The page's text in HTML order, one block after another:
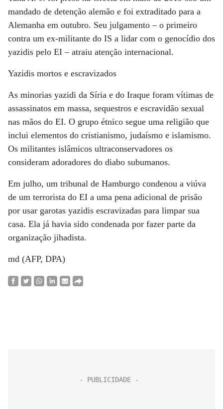
mandado de detenção alemão e foi extraditado para a
Alemanha em outubro. Seu julgamento – o primeiro
contra um ex-militante do IS a lidar com o genocídio dos
yazidis pelo EI – atraiu atenção internacional.
Yazidis mortos e escravizados
As minorias yazidi da Síria e do Iraque foram vítimas de
assassinatos em massa, sequestros e escravidão sexual
nas mãos do EI. O grupo étnico segue uma religião que
inclui elementos do cristianismo, judaísmo e islamismo.
Os militantes islâmicos ultraconservadores os
consideram adoradores do diabo subumanos.
Em julho, um tribunal de Hamburgo condenou a viúva
de um terrorista do EI a uma pena adicional de prisão
por usar garotas yazidis escravizadas para limpar sua
casa. Ela já havia sido condenada por fazer parte da
organização jihadista.
md (AFP, DPA)